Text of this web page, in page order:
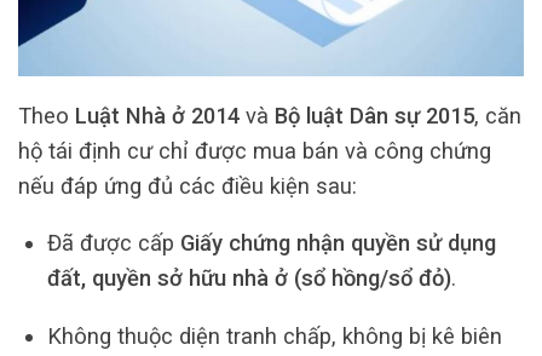
Theo Luật Nhà ở 2014 và Bộ luật Dân sự 2015, căn
hộ tái định cư chỉ được mua bán và công chứng
nếu đáp ứng đủ các điều kiện sau:
Đã được cấp Giấy chứng nhận quyền sử dụng
đất, quyền sở hữu nhà ở (sổ hồng/sổ đỏ).
Không thuộc diện tranh chấp, không bị kê biên